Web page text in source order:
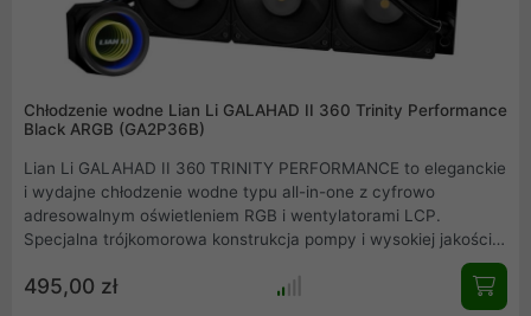
Chłodzenie wodne Lian Li GALAHAD II 360 Trinity Performance
Black ARGB (GA2P36B)
Lian Li GALAHAD II 360 TRINITY PERFORMANCE to eleganckie
i wydajne chłodzenie wodne typu all-in-one z cyfrowo
adresowalnym oświetleniem RGB i wentylatorami LCP.
Specjalna trójkomorowa konstrukcja pompy i wysokiej jakości
wydajne chłodzenie. AiO posiada trzy wymienne pokrywy
495,00 zł